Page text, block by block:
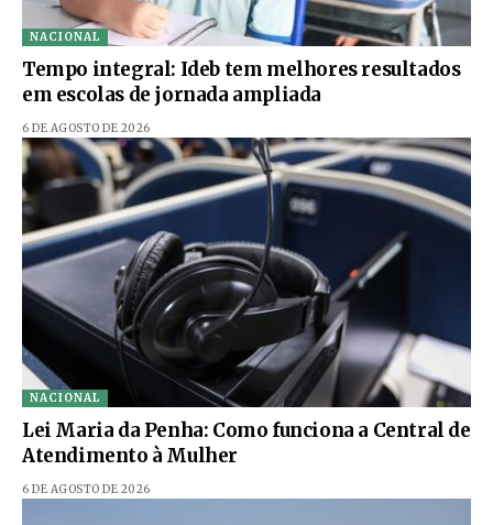
NACIONAL
Tempo integral: Ideb tem melhores resultados
em escolas de jornada ampliada
6 DE AGOSTO DE 2026
NACIONAL
Lei Maria da Penha: Como funciona a Central de
Atendimento à Mulher
6 DE AGOSTO DE 2026